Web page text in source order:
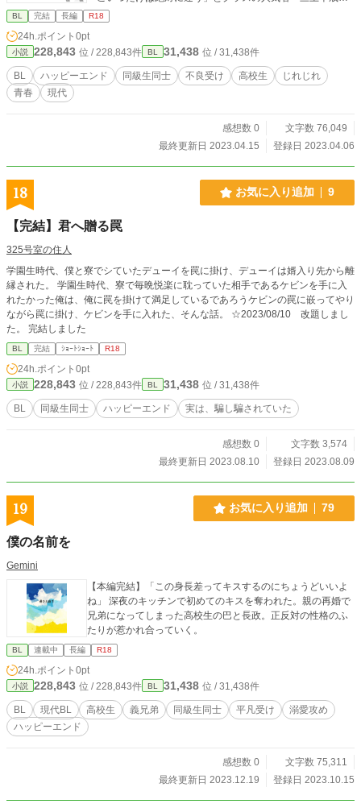
真っ先に候補から省くのだが―― 🌟作品内に少し出てくる椎
名(攻めです)の話→『一瞬にかけた流れ星、或いはロードスタ
ー』(https://www.alphapolis.co.jp/novel/187312858/2237722
77)
BL 完結 長編 R18
24h.ポイント 0pt
小説 228,843 位 / 228,843件 BL 31,438 位 / 31,438件
BL ハッピーエンド 同級生同士 不良受け 高校生
じれじれ
青春
現代
感想数 0
文字数 76,049
最終更新日 2023.04.15
登録日 2023.04.06
18 お気に入り追加 9
【完結】君へ贈る罠
325号室の住人
学園生時代、僕と寮でシていたデューイを罠に掛け、デューイは婿入り先から離
縁された。 学園生時代、寮で毎晩悦楽に耽っていた相手であるケビンを手に入
れたかった俺は、俺に罠を掛けて満足しているであろうケビンの罠に嵌ってやり
ながら罠に掛け、ケビンを手に入れた、そんな話。 ☆2023/08/10 改題しまし
た。 完結しました
BL 完結 ｼｮｰﾄｼｮｰﾄ R18
24h.ポイント 0pt
小説 228,843 位 / 228,843件 BL 31,438 位 / 31,438件
BL 同級生同士 ハッピーエンド 実は、騙し騙されていた
感想数 0
文字数 3,574
最終更新日 2023.08.10
登録日 2023.08.09
19 お気に入り追加 79
僕の名前を
Gemini
【本編完結】「この身長差ってキスするのにちょうどいいよ
ね」 深夜のキッチンで初めてのキスを奪われた。親の再婚で
兄弟になってしまった高校生の巴と長政。正反対の性格のふ
たりが惹かれ合っていく。
BL 連載中 長編 R18
24h.ポイント 0pt
小説 228,843 位 / 228,843件 BL 31,438 位 / 31,438件
BL 現代BL 高校生 義兄弟 同級生同士 平凡受け
溺愛攻め
ハッピーエンド
感想数 0
文字数 75,311
最終更新日 2023.12.19
登録日 2023.10.15